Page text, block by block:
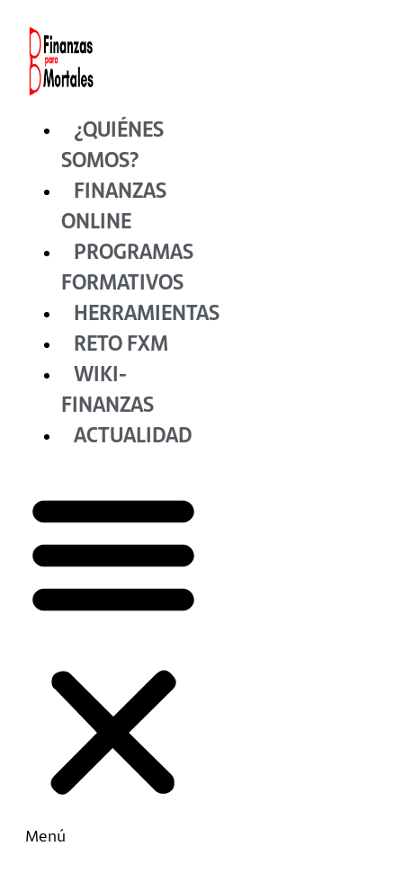
contenido
¿QUIÉNES
SOMOS?
FINANZAS
ONLINE
PROGRAMAS
FORMATIVOS
HERRAMIENTAS
RETO FXM
WIKI-
FINANZAS
ACTUALIDAD
Menú